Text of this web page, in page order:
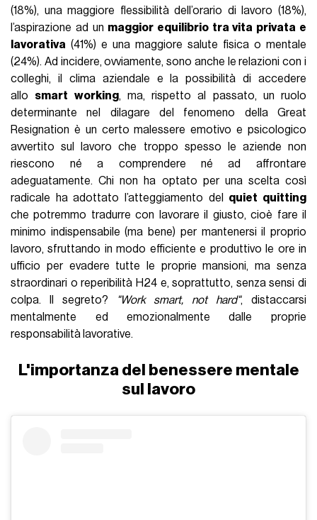
(18%), una maggiore flessibilità dell’orario di lavoro (18%),
l’aspirazione ad un maggior equilibrio tra vita privata e
lavorativa (41%) e una maggiore salute fisica o mentale
(24%). Ad incidere, ovviamente, sono anche le relazioni con i
colleghi, il clima aziendale e la possibilità di accedere
allo smart working, ma, rispetto al passato, un ruolo
determinante nel dilagare del fenomeno della Great
Resignation è un certo malessere emotivo e psicologico
avvertito sul lavoro che troppo spesso le aziende non
riescono né a comprendere né ad affrontare
adeguatamente. Chi non ha optato per una scelta così
radicale ha adottato l’atteggiamento del quiet quitting
che potremmo tradurre con lavorare il giusto, cioè fare il
minimo indispensabile (ma bene) per mantenersi il proprio
lavoro, sfruttando in modo efficiente e produttivo le ore in
ufficio per evadere tutte le proprie mansioni, ma senza
straordinari o reperibilità H24 e, soprattutto, senza sensi di
colpa. Il segreto?
"Work smart, not hard", distaccarsi
mentalmente ed emozionalmente dalle proprie
responsabilità lavorative.
L'importanza del benessere mentale
sul lavoro